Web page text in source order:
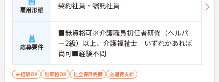
雇用形態 契約社員・嘱託社員
応募要件
■無資格可※介護職員初任者研修（ヘルパ
ー2級）以上、介護福祉士 いずれかあれば
尚可■経験不問
未経験OK 無資格OK 社会保険完備 交通費支給